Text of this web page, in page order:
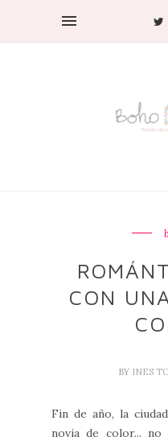
CON
BY INES
Fin de año, la
novia de color...